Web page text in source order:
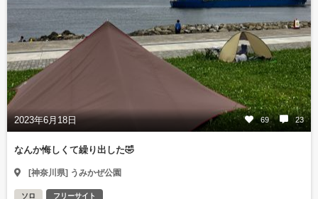
2023年6月18日 69 23
なんか悔しくて繰り出した🤣
[神奈川県] うみかぜ公園
ソロ フリーサイト